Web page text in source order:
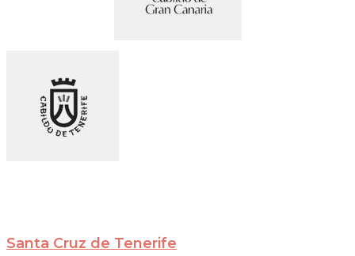
Santa Cruz de Tenerife